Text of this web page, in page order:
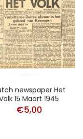
newspaper Het
15 Maart 1945
€5,00